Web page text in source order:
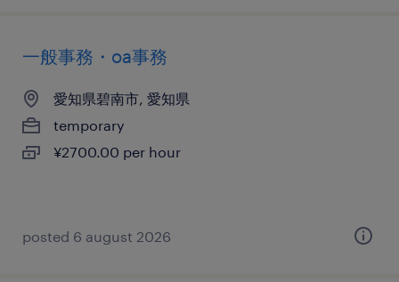
一般事務・oa事務
愛知県碧南市, 愛知県
temporary
¥2700.00 per hour
posted 6 august 2026